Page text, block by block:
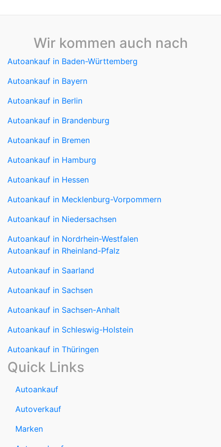
Wir kommen auch nach
Autoankauf in Baden-Württemberg
Autoankauf in Bayern
Autoankauf in Berlin
Autoankauf in Brandenburg
Autoankauf in Bremen
Autoankauf in Hamburg
Autoankauf in Hessen
Autoankauf in Mecklenburg-Vorpommern
Autoankauf in Niedersachsen
Autoankauf in Nordrhein-Westfalen
Autoankauf in Rheinland-Pfalz
Autoankauf in Saarland
Autoankauf in Sachsen
Autoankauf in Sachsen-Anhalt
Autoankauf in Schleswig-Holstein
Autoankauf in Thüringen
Quick Links
Autoankauf
Autoverkauf
Marken